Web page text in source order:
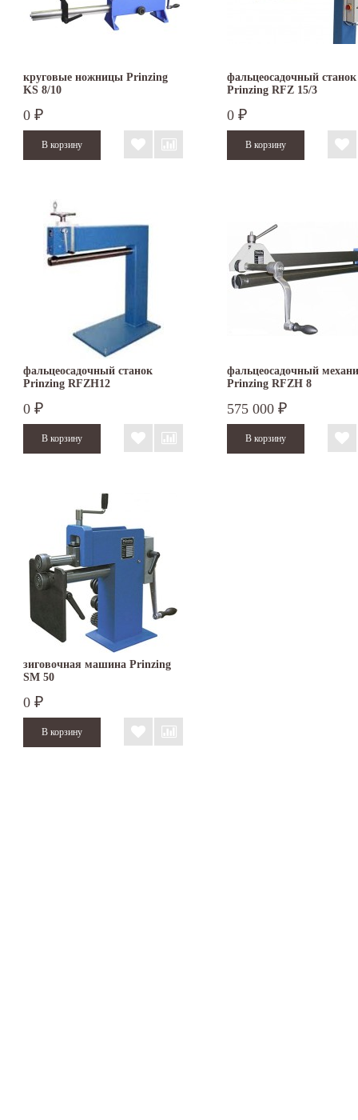
круговые ножницы Prinzing
KS 8/10
0 ₽
фальцеосадочный станок
Prinzing RFZ 15/3
0 ₽
фальцеосадочный станок
Prinzing RFZH12
0 ₽
фальцеосадочный
Prinzing RFZH 8
575 000 ₽
зиговочная машина Prinzing
SM 50
0 ₽